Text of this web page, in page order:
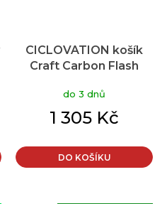
CICLOVATION košík
Craft Carbon Flash
do 3 dnů
1 305 Kč
DO KOŠÍKU